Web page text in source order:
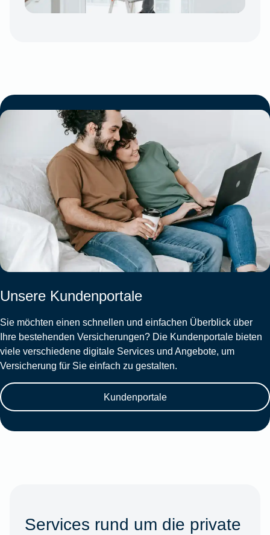
Unsere Kundenportale
Sie möchten einen schnellen und einfachen Überblick über
Ihre bestehenden Versicherungen? Die Kundenportale bieten
viele verschiedene digitale Services und Angebote, um
Versicherung für Sie einfach zu gestalten.
Kundenportale
Services rund um die private